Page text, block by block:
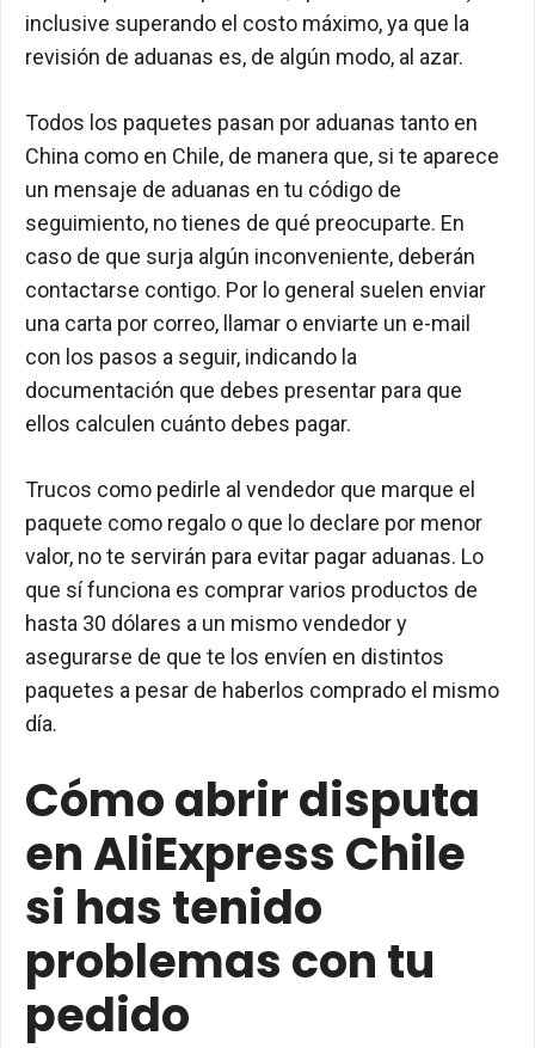
inclusive superando el costo máximo, ya que la
revisión de aduanas es, de algún modo, al azar.
Todos los paquetes pasan por aduanas tanto en
China como en Chile, de manera que, si te aparece
un mensaje de aduanas en tu código de
seguimiento, no tienes de qué preocuparte. En
caso de que surja algún inconveniente, deberán
contactarse contigo. Por lo general suelen enviar
una carta por correo, llamar o enviarte un e-mail
con los pasos a seguir, indicando la
documentación que debes presentar para que
ellos calculen cuánto debes pagar.
Trucos como pedirle al vendedor que marque el
paquete como regalo o que lo declare por menor
valor, no te servirán para evitar pagar aduanas. Lo
que sí funciona es comprar varios productos de
hasta 30 dólares a un mismo vendedor y
asegurarse de que te los envíen en distintos
paquetes a pesar de haberlos comprado el mismo
día.
Cómo abrir disputa
en AliExpress Chile
si has tenido
problemas con tu
pedido